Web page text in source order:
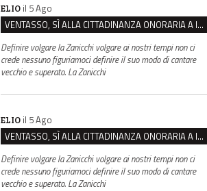
ELIO il 5 Ago
VENTASSO, SÌ ALLA CITTADINANZA ONORARIA A IVA ZANICCHI. MA BARGIACCHI: “È DI PESSIMO GUSTO”
Definire volgare la Zanicchi volgare ai nostri tempi non ci
crede nessuno figuriamoci definire il suo modo di cantare
vecchio e superato. La Zanicchi
ELIO il 5 Ago
VENTASSO, SÌ ALLA CITTADINANZA ONORARIA A IVA ZANICCHI. MA BARGIACCHI: “È DI PESSIMO GUSTO”
Definire volgare la Zanicchi volgare ai nostri tempi non ci
crede nessuno figuriamoci definire il suo modo di cantare
vecchio e superato. La Zanicchi